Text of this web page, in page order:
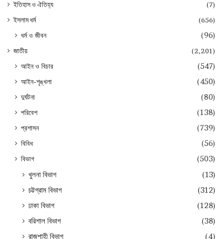
ইতিহাস ও ঐতিহ্য
(7)
ইসলাম ধর্ম
(656)
ধর্ম ও জীবন (96)
জাতীয় (2,201)
আইন ও বিচার
(547)
আইন-শৃঙ্খলা
(450)
দুর্ঘটনা
(80)
পরিবেশ
(138)
প্রশাসন
(739)
বিবিধ
(56)
বিভাগ
(503)
খুলনা বিভাগ
(13)
চট্টগ্রাম বিভাগ
(312)
ঢাকা বিভাগ
(128)
বরিশাল বিভাগ
(38)
রাজশাহী বিভাগ
(4)